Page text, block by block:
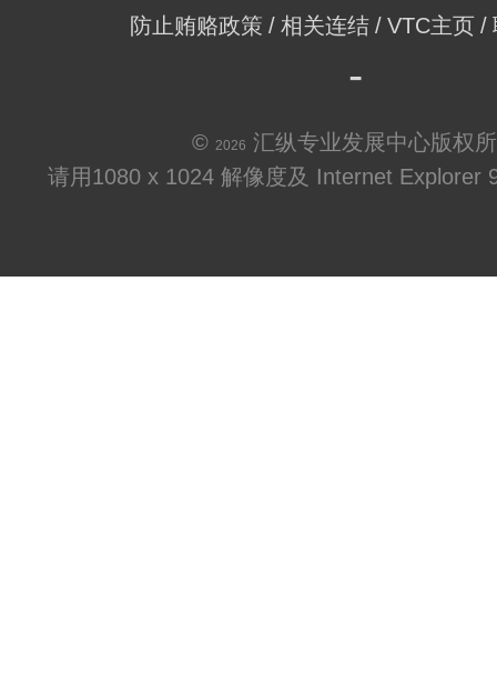
防止贿赂政策
相关连结 VTC主页
© 2026 汇纵专业发展中心版权
请用1080 x 1024 解像度及 Internet Explorer